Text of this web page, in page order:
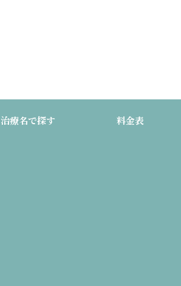
治療名で探す 料金表